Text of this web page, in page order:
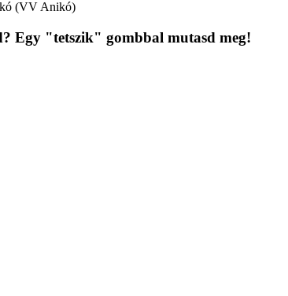
(VV Anikó)
Egy "tetszik" gombbal mutasd meg!